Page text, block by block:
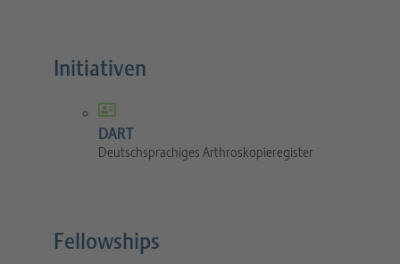
Initiativen
DART
Deutschsprachiges Arthroskopieregister
Fellowships